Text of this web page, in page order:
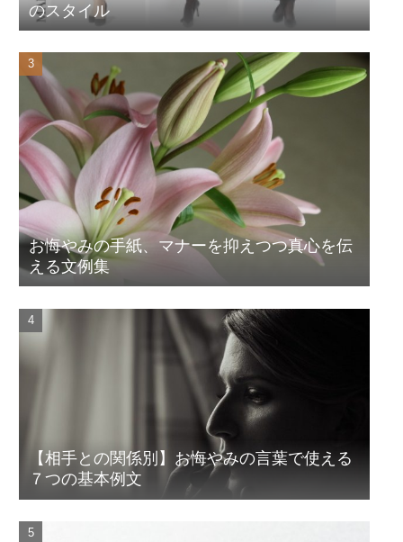
のスタイル
お悔やみの手紙、マナーを抑えつつ真心を伝
える文例集
【相手との関係別】お悔やみの言葉で使える
７つの基本例文